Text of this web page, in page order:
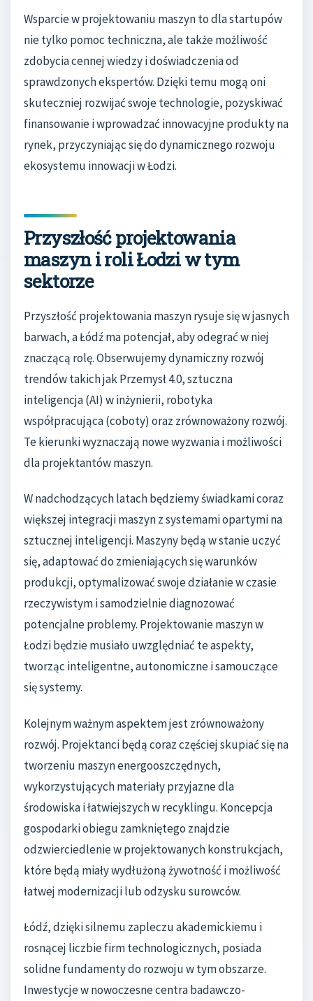
Wsparcie w projektowaniu maszyn to dla startupów
nie tylko pomoc techniczna, ale także możliwość
zdobycia cennej wiedzy i doświadczenia od
sprawdzonych ekspertów. Dzięki temu mogą oni
skuteczniej rozwijać swoje technologie, pozyskiwać
finansowanie i wprowadzać innowacyjne produkty na
rynek, przyczyniając się do dynamicznego rozwoju
ekosystemu innowacji w Łodzi.
Przyszłość projektowania
maszyn i roli Łodzi w tym
sektorze
Przyszłość projektowania maszyn rysuje się w jasnych
barwach, a Łódź ma potencjał, aby odegrać w niej
znaczącą rolę. Obserwujemy dynamiczny rozwój
trendów takich jak Przemysł 4.0, sztuczna
inteligencja (AI) w inżynierii, robotyka
współpracująca (coboty) oraz zrównoważony rozwój.
Te kierunki wyznaczają nowe wyzwania i możliwości
dla projektantów maszyn.
W nadchodzących latach będziemy świadkami coraz
większej integracji maszyn z systemami opartymi na
sztucznej inteligencji. Maszyny będą w stanie uczyć
się, adaptować do zmieniających się warunków
produkcji, optymalizować swoje działanie w czasie
rzeczywistym i samodzielnie diagnozować
potencjalne problemy. Projektowanie maszyn w
Łodzi będzie musiało uwzględniać te aspekty,
tworząc inteligentne, autonomiczne i samouczące
się systemy.
Kolejnym ważnym aspektem jest zrównoważony
rozwój. Projektanci będą coraz częściej skupiać się na
tworzeniu maszyn energooszczędnych,
wykorzystujących materiały przyjazne dla
środowiska i łatwiejszych w recyklingu. Koncepcja
gospodarki obiegu zamkniętego znajdzie
odzwierciedlenie w projektowanych konstrukcjach,
które będą miały wydłużoną żywotność i możliwość
łatwej modernizacji lub odzysku surowców.
Łódź, dzięki silnemu zapleczu akademickiemu i
rosnącej liczbie firm technologicznych, posiada
solidne fundamenty do rozwoju w tym obszarze.
Inwestycje w nowoczesne centra badawczo-